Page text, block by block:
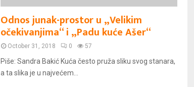
Odnos junak-prostor u „Velikim
očekivanjima“ i „Padu kuće Ašer“
October 31, 2018 0 57
Piše: Sandra Bakić Kuća često pruža sliku svog stanara,
a ta slika je u najvećem...